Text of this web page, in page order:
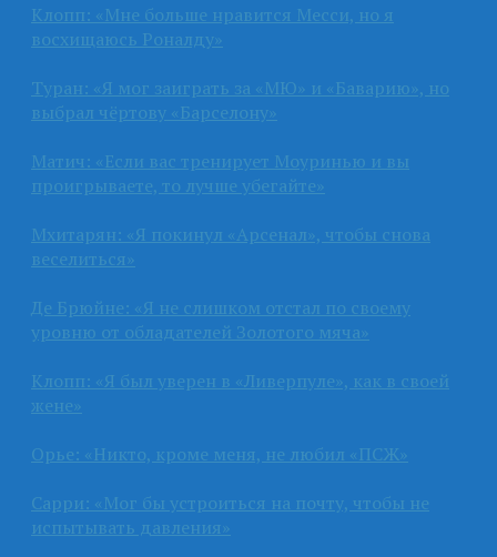
Клопп: «Мне больше нравится Месси, но я
восхищаюсь Роналду»
Туран: «Я мог заиграть за «МЮ» и «Баварию», но
выбрал чёртову «Барселону»
Матич: «Если вас тренирует Моуринью и вы
проигрываете, то лучше убегайте»
Мхитарян: «Я покинул «Арсенал», чтобы снова
веселиться»
Де Брюйне: «Я не слишком отстал по своему
уровню от обладателей Золотого мяча»
Клопп: «Я был уверен в «Ливерпуле», как в своей
жене»
Орье: «Никто, кроме меня, не любил «ПСЖ»
Сарри: «Мог бы устроиться на почту, чтобы не
испытывать давления»